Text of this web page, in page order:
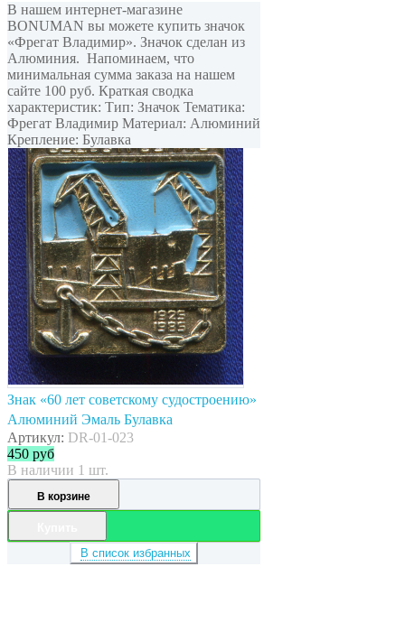
В нашем интернет-магазине
BONUMAN вы можете купить значок
«Фрегат Владимир». Значок сделан из
Алюминия. Напоминаем, что
минимальная сумма заказа на нашем
сайте 100 руб. Краткая сводка
характеристик: Тип: Значок Тематика:
Фрегат Владимир Материал: Алюминий
Крепление: Булавка
Знак «60 лет советскому судостроению»
Алюминий Эмаль Булавка
Артикул: DR-01-023
450 руб
В наличии 1 шт.
В корзине
В список избранных